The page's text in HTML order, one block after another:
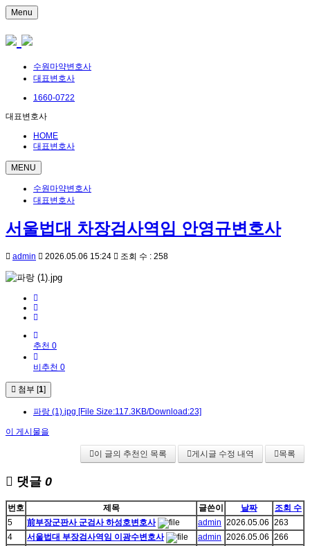
Menu
수원마약변호사
대표변호사
1660-0722
대표변호사
HOME
대표변호사
MENU
수원마약변호사
대표변호사
서울법대 차장검사역임 안영규변호사
admin 2026.05.06 15:24 조회 수 : 258
추천 0
비추천 0
첨부 [1]
파랑 (1).jpg [File Size:117.3KB/Download:23]
이 게시물을
이 글의 추천인 목록 게시글 수정 내역 목록
댓글 0
번호 제목 글쓴이 날짜
조회 수
5
前부장군판사 군검사 하성호변호사 admin 2026.05.06 263
4
서울법대 부장검사역임 이광수변호사 admin 2026.05.06 266